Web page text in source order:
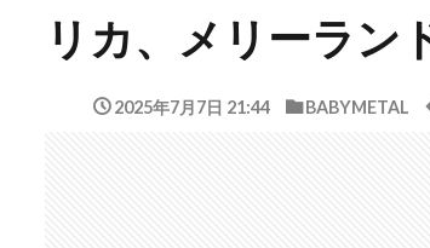
リカ、メリーラン
2025年7月7日 21:44 BABYMETAL